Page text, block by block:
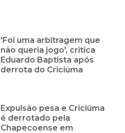
'Foi uma arbitragem que
não queria jogo', critica
Eduardo Baptista após
derrota do Criciúma
Expulsão pesa e Criciúma
é derrotado pela
Chapecoense em